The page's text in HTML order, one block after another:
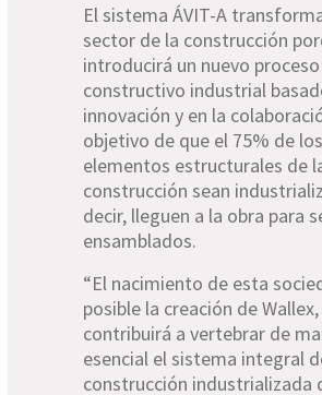
El sistema ÁVIT-A
sector de la construcción
introducirá un nuevo proceso
constructivo industrial
innovación y en la
objetivo de que el 75% de los
elementos estructurales de
construcción sean
decir, lleguen a la obra para
ensamblados.
“El nacimiento de esta
posible la creación de
contribuirá a vertebrar de
esencial el sistema integral
construcción industrializada